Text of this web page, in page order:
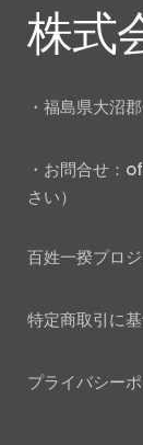
株式
・福島県大沼
・お問合せ
さい）
百姓一揆プロ
特定商取引に
プライバシー